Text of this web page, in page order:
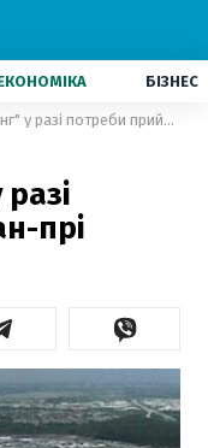
БІЗНЕС
"Хоккенхаймринг" у разі потреби прийме гран-прі вдруге
прі